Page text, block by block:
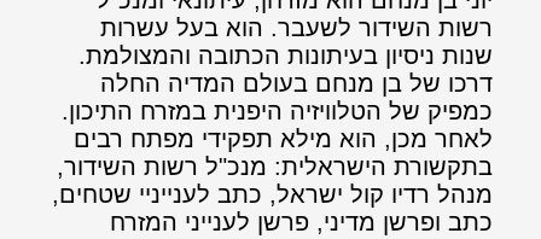
רשות השידור לשעבר. הוא בעל עשרות
שנות ניסיון בעיתונות הכתובה והמצולמת.
דרכו של בן מנחם בעולם המדיה החלה
כמפיק של הטלוויזיה היפנית במזרח התיכון.
לאחר מכן, הוא מילא תפקידי מפתח רבים
בתקשורת הישראלית: מנכ"ל רשות השידור,
מנהל רדיו קול ישראל, כתב לענייניי שטחים,
כתב ופרשן מדיני, פרשן לענייני המזרח